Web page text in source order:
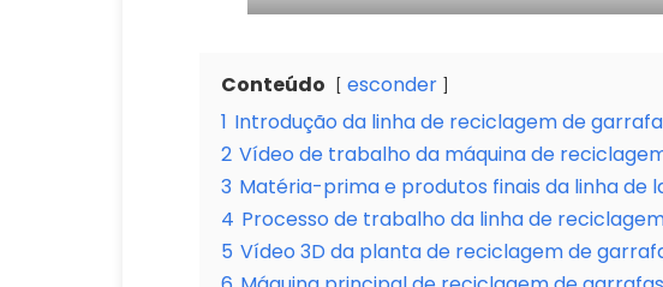
Conteúdo
esconder
1 Introdução da linha de reciclagem de
2 Vídeo de trabalho da máquina de
3 Matéria-prima e produtos finais da linha de
4 Processo de trabalho da linha de
5 Vídeo 3D da planta de reciclagem de